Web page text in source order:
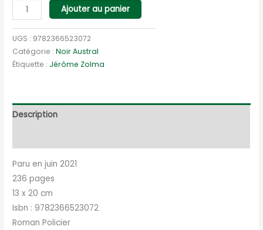
quantité
de
L'homme
de
Tautavel
Ajouter au panier
UGS : 9782366523072
Catégorie :Noir Austral
Étiquette : Jérôme Zolma
Description
Paru en juin 2021
236 pages
13 x 20 cm
Isbn : 9782366523072
Roman Policier